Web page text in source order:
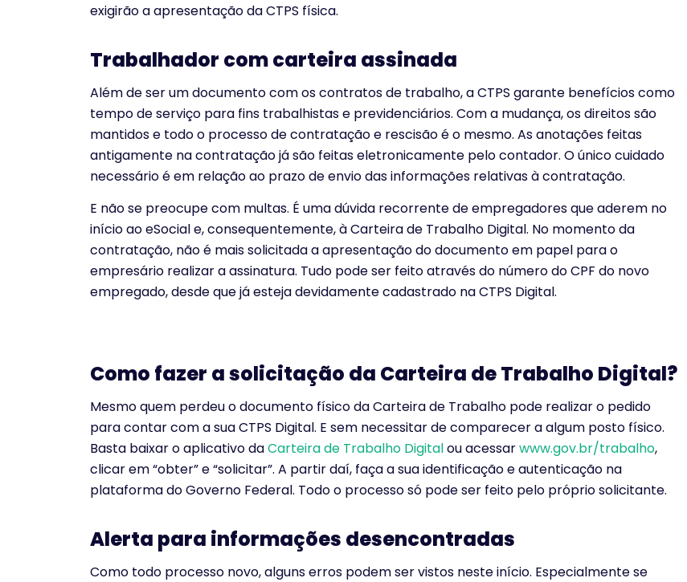
exigirão a apresentação da CTPS física.
Trabalhador com carteira assinada
Além de ser um documento com os contratos de trabalho, a CTPS garante benefícios como
tempo de serviço para fins trabalhistas e previdenciários. Com a mudança, os direitos são
mantidos e todo o processo de contratação e rescisão é o mesmo. As anotações feitas
antigamente na contratação já são feitas eletronicamente pelo contador. O único cuidado
necessário é em relação ao prazo de envio das informações relativas à contratação.
E não se preocupe com multas. É uma dúvida recorrente de empregadores que aderem no
início ao eSocial e, consequentemente, à Carteira de Trabalho Digital. No momento da
contratação, não é mais solicitada a apresentação do documento em papel para o
empresário realizar a assinatura. Tudo pode ser feito através do número do CPF do novo
empregado, desde que já esteja devidamente cadastrado na CTPS Digital.
Como fazer a solicitação da Carteira de Trabalho Digital?
Mesmo quem perdeu o documento físico da Carteira de Trabalho pode realizar o pedido
para contar com a sua CTPS Digital. E sem necessitar de comparecer a algum posto físico.
Basta baixar o aplicativo daCarteira de Trabalho Digitalou acessarwww.gov.br/trabalho,
clicar em “obter” e “solicitar”. A partir daí, faça a sua identificação e autenticação na
plataforma do Governo Federal. Todo o processo só pode ser feito pelo próprio solicitante.
Alerta para informações desencontradas
Como todo processo novo, alguns erros podem ser vistos neste início. Especialmente se